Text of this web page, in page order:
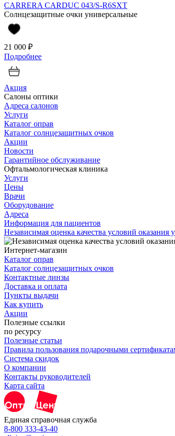
CARRERA CARDUC 043/S-R6SXT
Солнцезащитные очки универсальные
21 000 ₽
Подробнее
Акция
Салоны оптики
Адреса салонов
Услуги
Каталог оправ
Каталог солнцезащитных очков
Акции
Новости
Гарантийное обслуживание
Офтальмологическая клиника
Услуги
Цены
Врачи
Оборудование
Адреса
Информация для пациентов
Независимая оценка качества условий
Интернет-магазин
Каталог оправ
Каталог солнцезащитных очков
Контактные линзы
Доставка и оплата
Пункты выдачи
Как купить
Акции
Полезные ссылки
по ресурсу
Полезные статьи
Правила пользования подарочными
Система скидок
О компании
Контакты руководителей
Карта сайта
Единая справочная служба
8-800 333-43-40